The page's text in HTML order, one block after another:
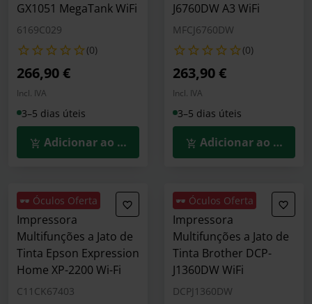
GX1051 MegaTank WiFi
6169C029
(0)
266,90 €
Incl. IVA
3–5 dias úteis
Adicionar ao Carrinho
J6760DW A3 WiFi
MFCJ6760DW
(0)
263,90 €
Incl. IVA
3–5 dias úteis
Adicionar ao
🕶️ Óculos Oferta
Impressora
Multifunções a Jato de
Tinta Epson Expression
Home XP-2200 Wi-Fi
C11CK67403
🕶️ Óculos Oferta
Impressora
Multifunções a Jato de
Tinta Brother DCP-
J1360DW WiFi
DCPJ1360DW